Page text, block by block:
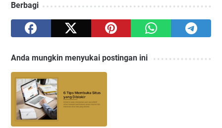
Berbagi
Anda mungkin menyukai postingan ini